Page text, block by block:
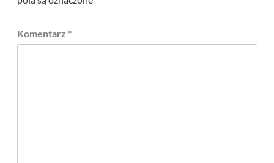
Komentarz *